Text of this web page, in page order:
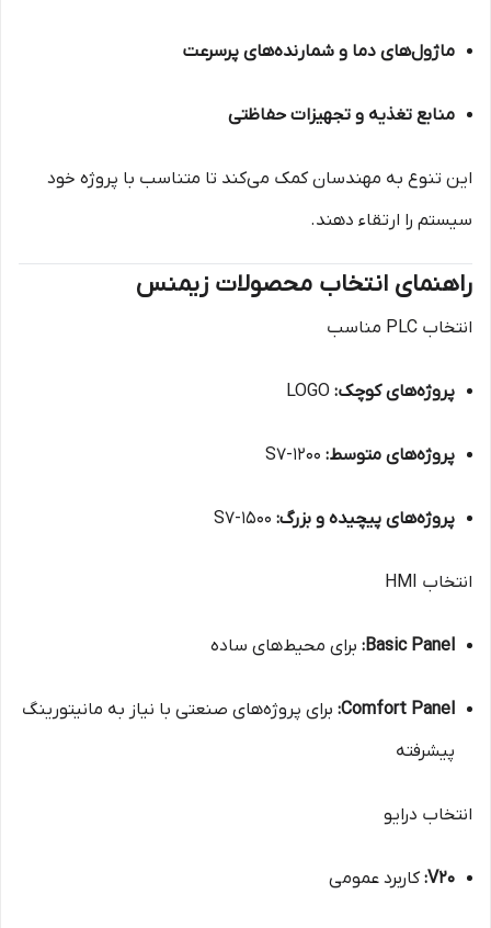
ماژول‌های دما و شمارنده‌های پرسرعت
منابع تغذیه و تجهیزات حفاظتی
این تنوع به مهندسان کمک می‌کند تا متناسب با پروژه خود
سیستم را ارتقاء دهند.
راهنمای انتخاب محصولات زیمنس
انتخاب PLC مناسب
پروژه‌های کوچک:
پروژه‌های متوسط:
پروژه‌های پیچیده و بزرگ:
انتخاب HMI
Basic Panel: برای محیط‌های ساده
Comfort Panel: برای پروژه‌های صنعتی با نیاز به مانیتورینگ
پیشرفته
انتخاب درایو
V20: کاربرد عمومی